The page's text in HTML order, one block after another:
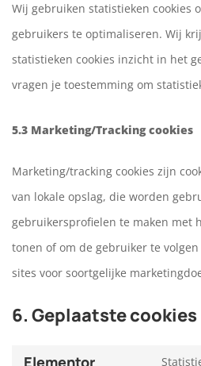
Wij gebruiken statistieken cookies
gebruikers te optimaliseren. Wij
statistieken cookies inzicht in het
vragen je toestemming om
5.3 Marketing/Tracking cookies
Marketing/tracking cookies zijn
van lokale opslag, die worden
gebruikersprofielen te maken met
tonen of om de gebruiker te
sites voor soortgelijke
6. Geplaatste cookies
Elementor